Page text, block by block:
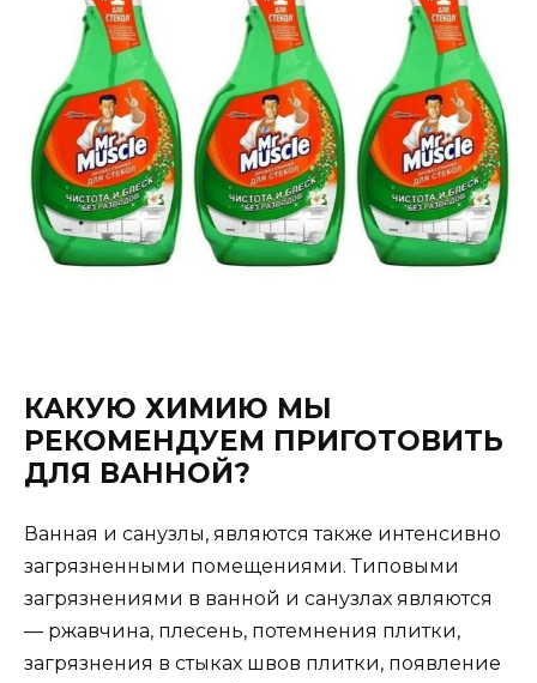
КАКУЮ ХИМИЮ МЫ
РЕКОМЕНДУЕМ ПРИГОТОВИТЬ
ДЛЯ ВАННОЙ?
Ванная и санузлы, являются также интенсивно
загрязненными помещениями. Типовыми
загрязнениями в ванной и санузлах являются
— ржавчина, плесень, потемнения плитки,
загрязнения в стыках швов плитки, появление